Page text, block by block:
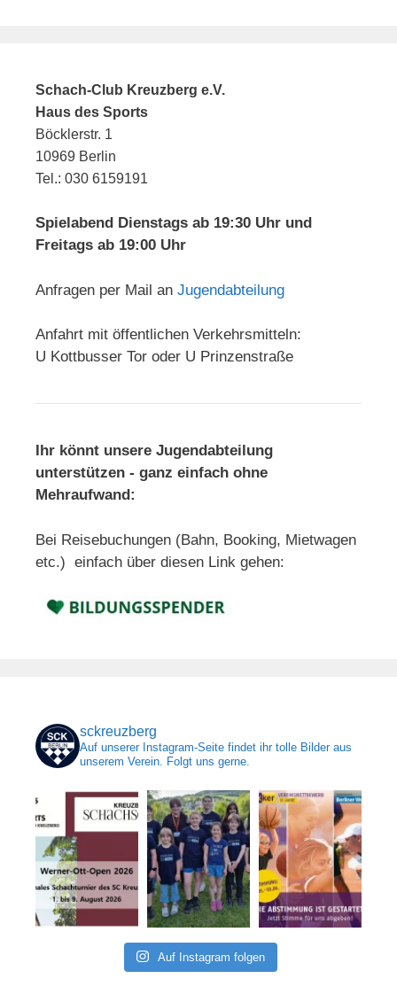
Schach-Club Kreuzberg e.V.
Haus des Sports
Böcklerstr. 1
10969 Berlin
Tel.: 030 6159191
Spielabend Dienstags ab 19:30 Uhr und
Freitags ab 19:00 Uhr
Anfragen per Mail an Jugendabteilung
Anfahrt mit öffentlichen Verkehrsmitteln:
U Kottbusser Tor oder U Prinzenstraße
Ihr könnt unsere Jugendabteilung
unterstützen - ganz einfach ohne
Mehraufwand:
Bei Reisebuchungen (Bahn, Booking, Mietwagen
etc.) einfach über diesen Link gehen:
sckreuzberg
Auf unserer Instagram-Seite findet ihr tolle Bilder aus
unserem Verein. Folgt uns gerne.
Auf Instagram folgen